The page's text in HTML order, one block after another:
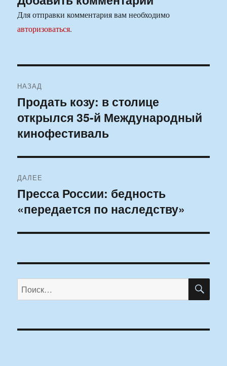
Для отправки комментария вам необходимо
авторизоваться.
по
записям
НАЗАД
Предыдущая
запись:
Продать козу: в столице
открылся 35-й Международный
кинофестиваль
ДАЛЕЕ
Следующая
запись:
Пресса России: бедность
«передается по наследству»
Искать: